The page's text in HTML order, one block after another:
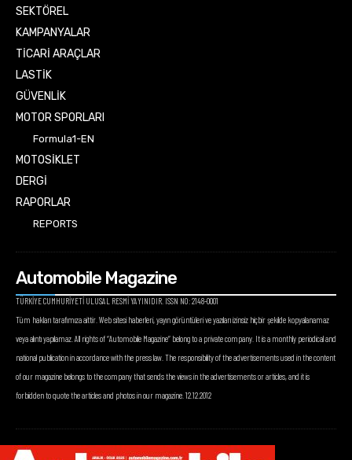
SEKTÖREL
KAMPANYALAR
TİCARİ ARAÇLAR
LASTİK
GÜVENLİK
MOTOR SPORLARI
Formula1-EN
MOTOSİKLET
DERGİ
RAPORLAR
REPORTS
Automobile Magazine
TÜRKİYE CUMHURİYETİ ULUSAL RESMİ YAYINIDIR. ISSN NO: 2148-0001
Tüm hakları tarafımıza aittir. Web sitesi haberleri, yayın görüntüleri ve yazıları izinsiz hiçbir şekilde kopyalanamaz
veya alıntı yapılamaz. All rights of “Automobile Magazine” belong to a private company. It is a monthly periodical and
national publication in accordance with the press law. The responsibility of the advertisements used in the content
of our magazine belongs to the company that sends the views in the advertisements or articles, and it is
forbidden to quote the articles and photos in our magazine. 12.12.2012